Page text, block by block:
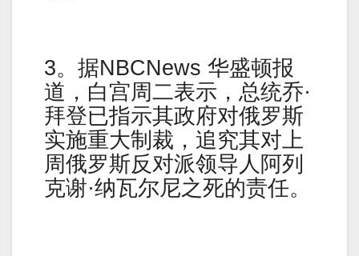
3。据NBCNews 华盛顿报
道，白宫周二表示，总统乔·
拜登已指示其政府对俄罗斯
实施重大制裁，追究其对上
周俄罗斯反对派领导人阿列
克谢·纳瓦尔尼之死的责任。